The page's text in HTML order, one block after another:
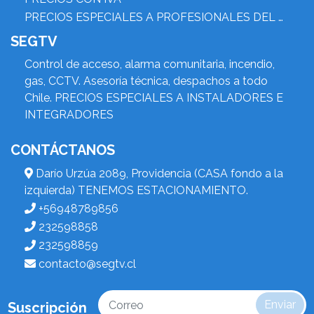
PRECIOS ESPECIALES A PROFESIONALES DEL RUBRO
SEGTV
Control de acceso, alarma comunitaria, incendio,
gas, CCTV. Asesoría técnica, despachos a todo
Chile. PRECIOS ESPECIALES A INSTALADORES E
INTEGRADORES
CONTÁCTANOS
Darío Urzúa 2089, Providencia (CASA fondo a la
izquierda) TENEMOS ESTACIONAMIENTO.
+56948789856
232598858
232598859
contacto@segtv.cl
Suscripción Enviar